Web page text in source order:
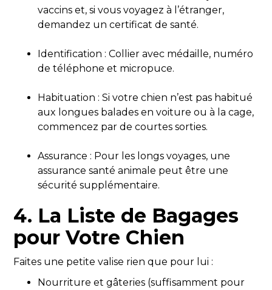
vaccins et, si vous voyagez à l’étranger,
demandez un certificat de santé.
Identification : Collier avec médaille, numéro
de téléphone et micropuce.
Habituation : Si votre chien n’est pas habitué
aux longues balades en voiture ou à la cage,
commencez par de courtes sorties.
Assurance : Pour les longs voyages, une
assurance santé animale peut être une
sécurité supplémentaire.
4. La Liste de Bagages
pour Votre Chien
Faites une petite valise rien que pour lui :
Nourriture et gâteries (suffisamment pour